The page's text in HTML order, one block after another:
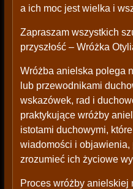
a ich moc jest wielka i
Zapraszam wszystkich
przyszłość – Wróżka
Wróżba anielska polega
lub przewodnikami
wskazówek, rad i
praktykujące wróżby
istotami duchowymi,
wiadomości i objawienia,
zrozumieć ich życiowe
Proces wróżby anielskiej